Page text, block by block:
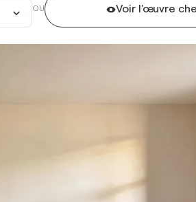
OU Voir l'œuvre